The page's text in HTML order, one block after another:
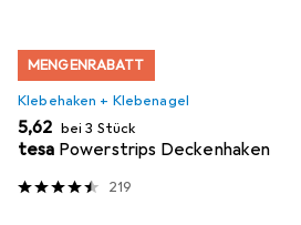
MENGENRABATT
Klebehaken + Klebenagel
EUR
5,62 bei 3 Stück
tesa Powerstrips Deckenhaken
219